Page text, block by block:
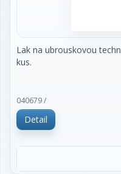
Lak na ubrouskovou
kus.
040679 /
Detail